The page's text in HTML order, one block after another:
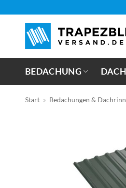
springen
BEDACHUNG
Start » Bedachungen &